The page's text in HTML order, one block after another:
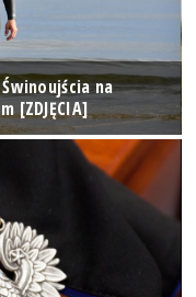
na
[ZDJĘCIA]